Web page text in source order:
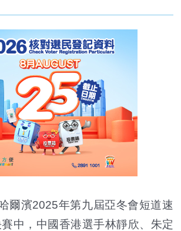
爾濱2025年第九屆亞冬會短道速
中，中國香港選手林靜欣、朱定